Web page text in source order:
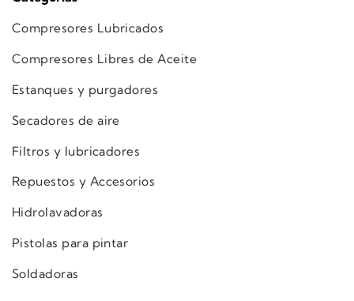
Compresores Lubricados
Compresores Libres de Aceite
Estanques y purgadores
Secadores de aire
Filtros y lubricadores
Repuestos y Accesorios
Hidrolavadoras
Pistolas para pintar
Soldadoras